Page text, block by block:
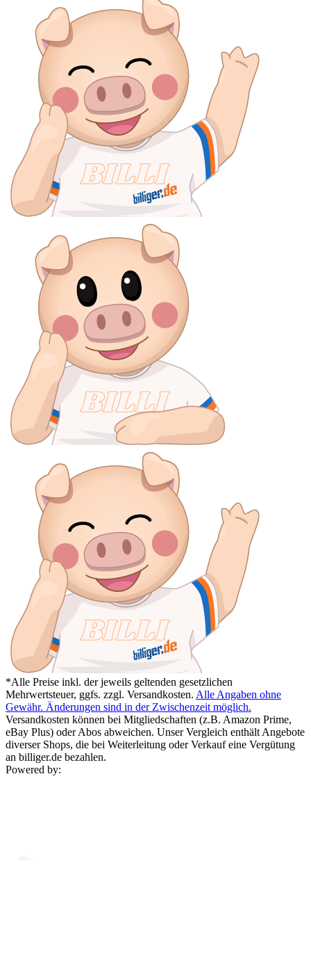
*Alle Preise inkl. der jeweils geltenden gesetzlichen
Mehrwertsteuer, ggfs. zzgl. Versandkosten. Alle Angaben ohne
Gewähr. Änderungen sind in der Zwischenzeit möglich.
Versandkosten können bei Mitgliedschaften (z.B. Amazon Prime,
eBay Plus) oder Abos abweichen. Unser Vergleich enthält Angebote
diverser Shops, die bei Weiterleitung oder Verkauf eine Vergütung
an billiger.de bezahlen.
Powered by: